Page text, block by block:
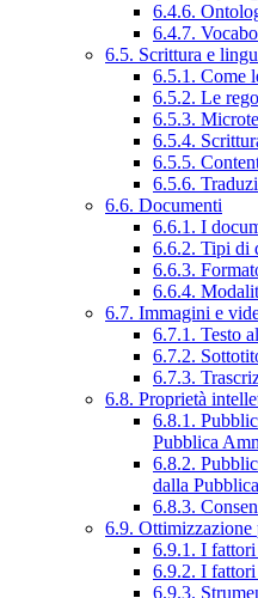
6.4.6.
6.4.7.
6.5. Scrittura e
6.5.1. Come
6.5.2. Le
6.5.3.
6.5.4.
6.5.5.
6.5.6.
6.6. Documenti
6.6.1. I
6.6.2. Tipi di
6.6.3.
6.6.4.
6.7. Immagini e
6.7.1. Testo
6.7.2.
6.7.3.
6.8. Proprietà
6.8.1.
Pubblica
6.8.2.
dalla
6.8.3.
6.9.
6.9.1. I fattori
6.9.2. I fattori
6.9.3.